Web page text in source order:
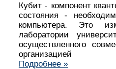
Кубит - компонент
состояния -
компьютера. Это
лаборатории
осуществленного
организацией
Подробнее »